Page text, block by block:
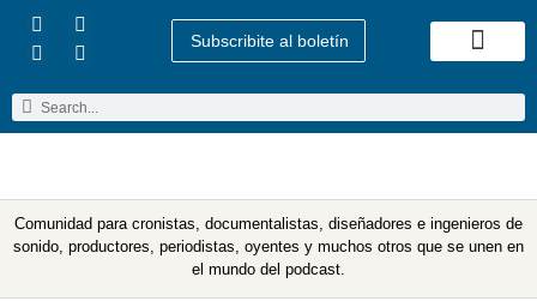
Subscribite al boletín
Comunidad para cronistas, documentalistas, diseñadores e ingenieros de
sonido, productores, periodistas, oyentes y muchos otros que se unen en
el mundo del podcast.